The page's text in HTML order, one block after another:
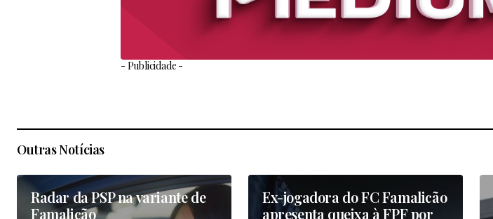
- Publicidade -
Outras Notícias
Radar da PSP na variante de
Famalicão
Ex-jogadora do FC Famalicão
apresenta queixa à FPF por